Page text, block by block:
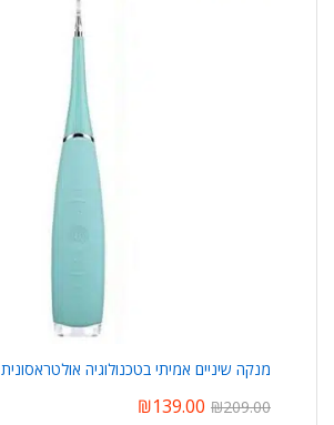
מנקה שיניים אמיתי בטכנולוגיה אולטראסונית
₪139.00 ₪209.00